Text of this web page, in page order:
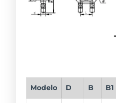
Modelo D B B1